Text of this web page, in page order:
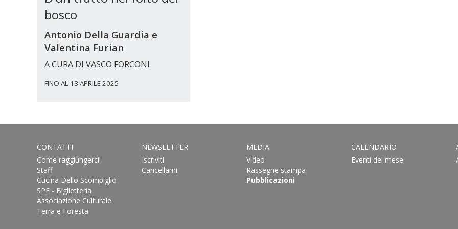
bosco
Antonio Della Guardia e
Valentina Furian
A CURA DI VASCO FORCONI
FINO AL 13 APRILE 2025
CONTATTI
Come raggiungerci
Staff
Cucina Dello Scompiglio
SPE - Biglietteria
Associazione Culturale
Terra e Foresta
NEWSLETTER
Iscriviti
Cancellami
MEDIA
Video
Rassegne stampa
Pubblicazioni
CALENDARIO
Eventi del mese